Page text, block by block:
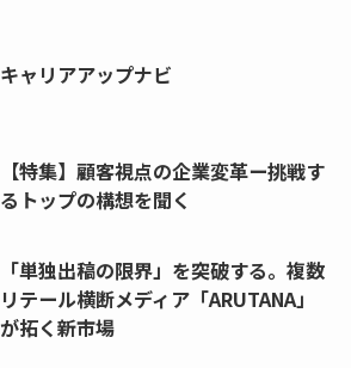
キャリアアップナビ
【特集】顧客視点の企業変革ー挑戦す
るトップの構想を聞く
「単独出稿の限界」を突破する。複数
リテール横断メディア「ARUTANA」
が拓く新市場